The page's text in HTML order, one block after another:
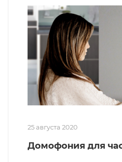
25 августа 2020
Домофония для